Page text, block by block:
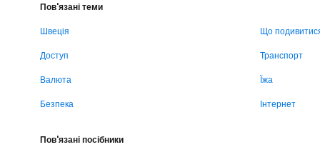
Пов'язані теми
Швеція
Що
Доступ
Транспорт
Валюта
Їжа
Безпека
Інтернет
Пов'язані посібники